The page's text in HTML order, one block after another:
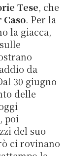
Tese, che
. Per la
la giacca,
da
30 giugno
delle
, poi
del suo
ci rovinano